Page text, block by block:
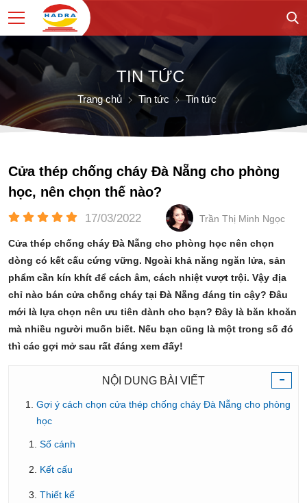
TIN TỨC
Trang chủ Tin tức Tin tức
Cửa thép chống cháy Đà Nẵng cho phòng
học, nên chọn thế nào?
17/03/2022 Trần Thị Minh Ngọc
Cửa thép chống cháy Đà Nẵng cho phòng học nên chọn
dòng có kết cấu cứng vững. Ngoài khả năng ngăn lửa, sản
phẩm cần kín khít để cách âm, cách nhiệt vượt trội. Vậy địa
chỉ nào bán cửa chống cháy tại Đà Nẵng đáng tin cậy? Đâu
mới là lựa chọn nên ưu tiên dành cho bạn? Đây là băn khoăn
mà nhiều người muốn biết. Nếu bạn cũng là một trong số đó
thì các gợi mở sau rất đáng xem đấy!
-
NỘI DUNG BÀI VIẾT
Gợi ý cách chọn cửa thép chống cháy Đà Nẵng cho phòng
học
Số cánh
Kết cấu
Thiết kế